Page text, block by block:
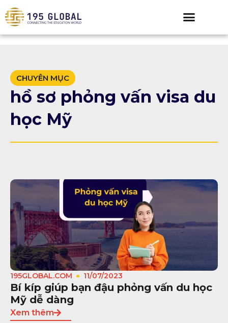
CHUYÊN MỤC
hồ sơ phỏng vấn visa du
học Mỹ
195GLOBAL.COM 11/07/2023
Bí kíp giúp bạn đậu phỏng vấn du học
Mỹ dễ dàng
Xem thêm